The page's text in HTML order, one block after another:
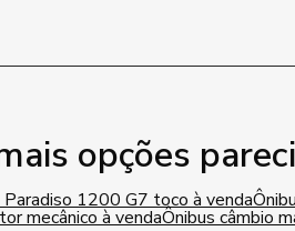
opções
1200 G7 toco à venda
mecânico à vendaÔnibus câmbio